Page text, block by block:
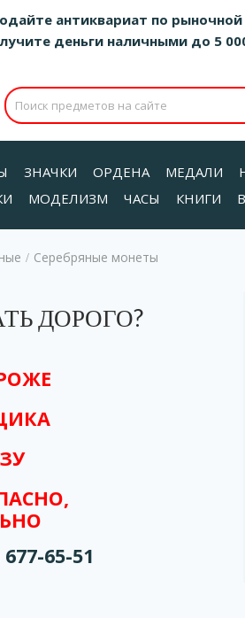
антиквариат по
деньги наличными до 5
ЗНАЧКИ ОРДЕНА МЕДАЛИ
МОДЕЛИЗМ ЧАСЫ КНИГИ
/ Серебряные монеты
ДОРОГО?
65-51